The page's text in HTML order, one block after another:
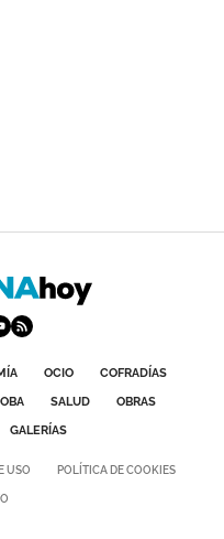
OCIO
COFRADÍAS
SALUD
OBRAS
GALERÍAS
USO POLÍTICA DE COOKIES